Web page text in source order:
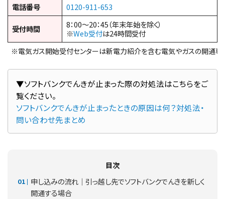
電話番号
0120-911-653
受付時間
8：00～20：45（年末年始を除く）
※Web受付は24時間受付
※電気ガス開始受付センターは新電力紹介を含む電気やガスの開通専
▼ソフトバンクでんきが止まった際の対処法はこちらをご
ソフトバンクでんきが止まったときの原因は何？対処法・
問い合わせ先まとめ
目次
申し込みの流れ｜引っ越し先でソフトバンクでんきを新しく
開通する場合